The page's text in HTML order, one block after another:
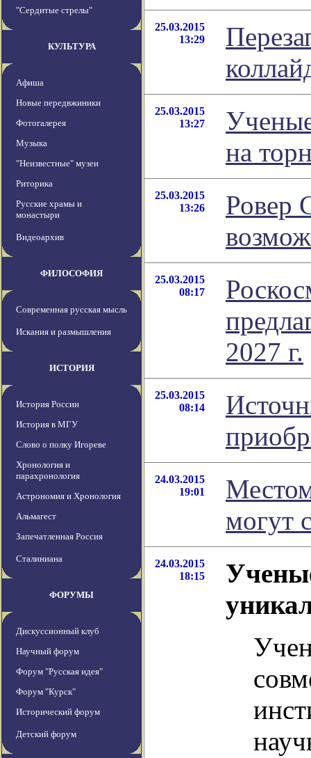
"Сердитые стрелы"
КУЛЬТУРА
Афиша
Новые передвжиники
Фотогалерея
Музыка
"Неизвестные" музеи
Риторика
Русские храмы и
монастыри
Видеоархив
ФИЛОСОФИЯ
Современная русская мысль
Искания и размышления
ИСТОРИЯ
История России
История в МГУ
Слово о полку Игореве
Хронология и
парахронология
Астрономия и Хронология
Альмагест
Запечатленная Россия
Сталиниана
ФОРУМЫ
Дискуссионный клуб
Научный форум
Форум "Русская идея"
Форум "Курск"
Исторический форум
Детский форум
25.03.2015
13:29
25.03.2015
13:27
на
25.03.2015
13:26
Ровер
25.03.2015
08:17
2027 г.
25.03.2015
08:14
24.03.2015
19:01
могут
24.03.2015
18:15